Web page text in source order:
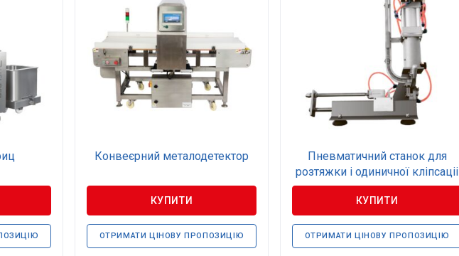
Конвеєрний металодетектор
КУПИТИ
ОТРИМАТИ ЦІНОВУ ПРОПОЗИЦІЮ
Пневматичний станок для
розтяжки і одиничної кліпсаціі
КУПИТИ
ОТРИМАТИ ЦІНОВУ ПРОПОЗИЦІЮ